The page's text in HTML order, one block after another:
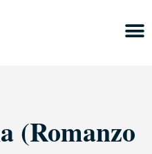
(Romanzo